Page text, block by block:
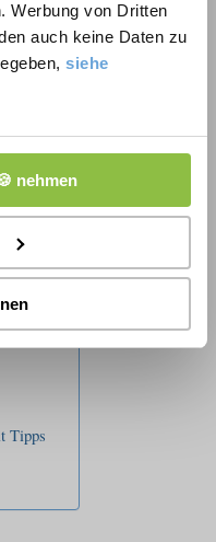
Werbung von Dritten
auch keine Daten zu
siehe
nehmen
kennenzulernen?
Tipps